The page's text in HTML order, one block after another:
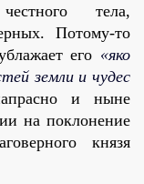
тела,
Потому-то
его «яко
земли и чудес
и ныне
на поклонение
князя